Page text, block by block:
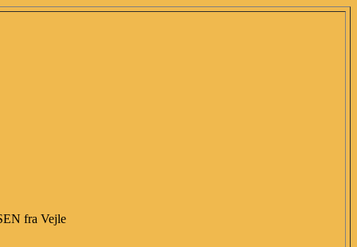
fra Vejle